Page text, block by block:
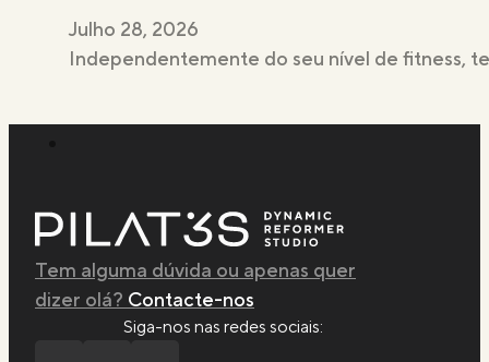
Julho 28, 2026
Independentemente do seu nível de fitness,
Tem alguma dúvida ou apenas quer
dizer olá? Contacte-nos
Siga-nos nas redes sociais: